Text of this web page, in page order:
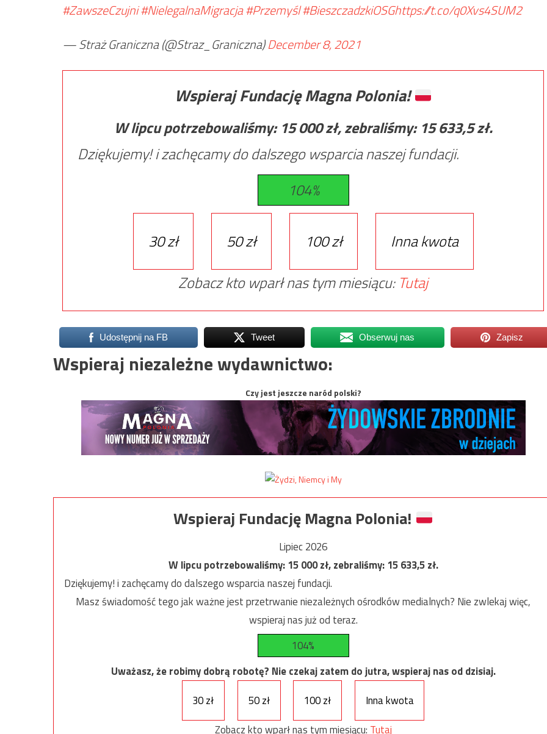
#ZawszeCzujni#NielegalnaMigracja#Przemyśl#BieszczadzkiOSGhttps://t.co/q0Xvs4SUM2
— Straż Graniczna (@Straz_Graniczna)December 8, 2021
Wspieraj Fundację Magna Polonia!
W lipcu potrzebowaliśmy: 15 000zł, zebraliśmy: 15 633,5zł.
Dziękujemy! i zachęcamy do dalszego wsparcia naszej fundacji.
104%
30 zł 50 zł 100 zł
Inna kwota
Zobacz kto wparł nas tym miesiącu: Tutaj
Udostępnij na FB Tweet Obserwuj nas Zapisz
Wspieraj niezależne wydawnictwo:
Czy jest jeszcze naród polski?
Wspieraj Fundację Magna Polonia!
Lipiec 2026
W lipcu potrzebowaliśmy:15 000zł, zebraliśmy:15 633,5zł.
Dziękujemy! i zachęcamy do dalszego wsparcia naszej fundacji.
Masz świadomość tego jak ważne jest przetrwanie niezależnych ośrodków medialnych? Nie zwlekaj więc,
wspieraj nas już od teraz.
104%
Uważasz, że robimy dobrą robotę? Nie czekaj zatem do jutra, wspieraj nas od dzisiaj.
30 zł
50 zł 100 zł
Inna kwota
Zobacz kto wparł nas tym miesiącu: Tutaj